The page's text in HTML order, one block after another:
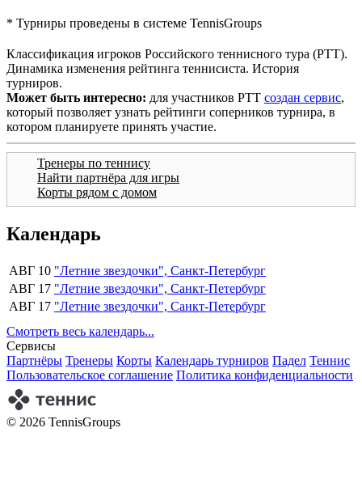
* Турниры проведены в системе TennisGroups
Классификация игроков Российского теннисного тура (РТТ).
Динамика изменения рейтинга теннисиста. История
турниров.
Может быть интересно: для участников РТТ создан сервис,
который позволяет узнать рейтинги соперников турнира, в
котором планируете принять участие.
Тренеры по теннису
Найти партнёра для игры
Корты рядом с домом
Календарь
АВГ 10 "Летние звездочки", Санкт-Петербург
АВГ 17 "Летние звездочки", Санкт-Петербург
АВГ 17 "Летние звездочки", Санкт-Петербург
Смотреть весь календарь...
Сервисы
Партнёры Тренеры Корты Календарь турниров Падел Теннис
Пользовательское соглашение Политика конфиденциальности
© 2026 TennisGroups